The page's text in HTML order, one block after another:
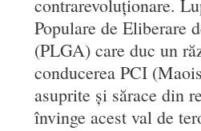
contrarevoluționare.
Populare de Eliberare
(PLGA) care duc un
conducerea PCI
asuprite și sărace din
învinge acest val de